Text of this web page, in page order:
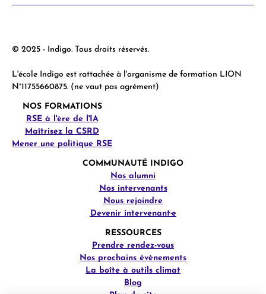
© 2025 - Indigo. Tous droits réservés.
L'école Indigo est rattachée à l'organisme de formation LION
N°11755660875. (ne vaut pas agrément)
NOS FORMATIONS
RSE à l'ère de l'IA
Maîtrisez la CSRD
Mener une politique RSE
COMMUNAUTÉ INDIGO
Nos alumni
Nos intervenants
Nous rejoindre
Devenir intervenant·e
RESSOURCES
Prendre rendez-vous
Nos prochains évènements
La boîte à outils climat
Blog